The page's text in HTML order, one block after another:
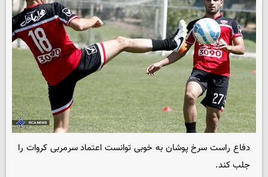
دفاع راست سرخ پوشان به خوبی توانست اعتماد سرمربی کروات را
جلب کند.